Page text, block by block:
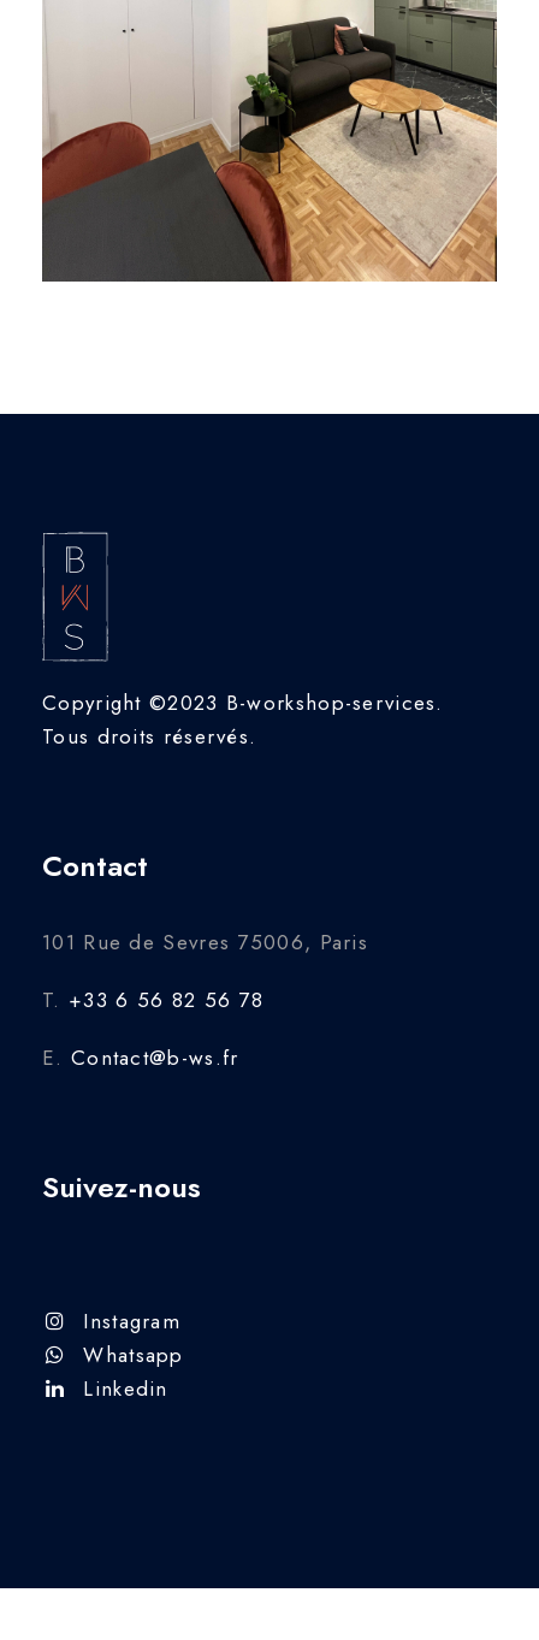
STUDIO RUE DE DUNKERQUE
Copyright ©2023 B-workshop-services.
Tous droits réservés.
Contact
101 Rue de Sevres 75006, Paris
T. +33 6 56 82 56 78
E. Contact@b-ws.fr
Suivez-nous
Instagram
Whatsapp
Linkedin